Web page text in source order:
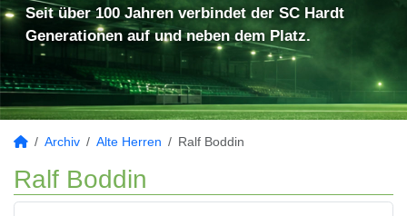
Seit über 100 Jahren verbindet der SC Hardt
Generationen auf und neben dem Platz.
Archiv Alte Herren Ralf Boddin
Ralf Boddin